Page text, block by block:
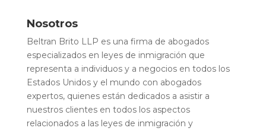
Nosotros
Beltran Brito LLP es una firma de abogados
especializados en leyes de inmigración que
representa a individuos y a negocios en todos los
Estados Unidos y el mundo con abogados
expertos, quienes están dedicados a asistir a
nuestros clientes en todos los aspectos
relacionados a las leyes de inmigración y